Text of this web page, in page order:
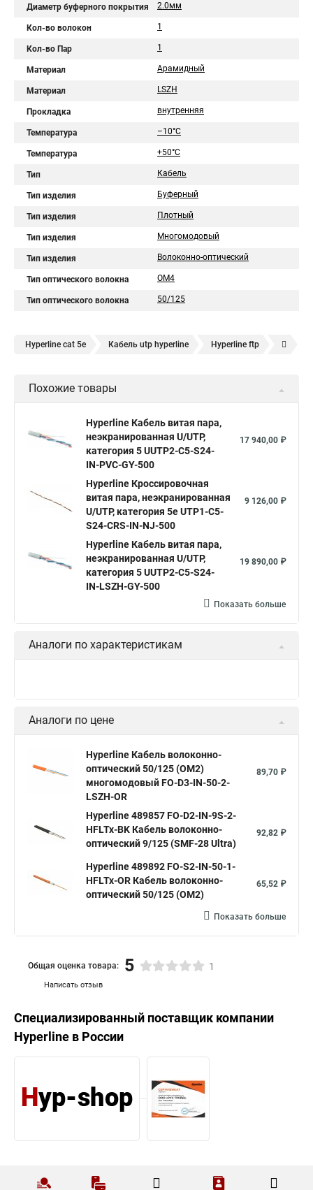
Диаметр буферного покрытия 2.0мм
Кол-во волокон 1
Кол-во Пар 1
Материал Арамидный
Материал LSZH
Прокладка внутренняя
Температура –10°C
Температура +50°C
Тип Кабель
Тип изделия Буферный
Тип изделия Плотный
Тип изделия Многомодовый
Тип изделия Волоконно-оптический
Тип оптического волокна OM4
Тип оптического волокна 50/125
Hyperline cat 5e Кабель utp hyperline Hyperline ftp
Hyperline cat UTP 5e hyperline
Витая пара уличная hyperline Hyperline 305
Витая пара utp 5e hyperline
Кабель витая пара UTP lszh Кабель витая пара 5e cat
Ftp 4 cat 5e Hyperline Utp4 cat 5e SFTP витая пара
Витая пара utp 1 Cat 6 Витой кабель 5 категории
Витая пара cu Кабель ftp витая
Витая пара 24awg
Кабель для интернета от роутера к компьютеру
Витой провод Кабель cat5e utp Hyperline outdoor
Hyperline ftp 5e
Похожие товары
Hyperline Кабель витая пара,
неэкранированная U/UTP,
категория 5 UUTP2-C5-S24-
IN-PVC-GY-500
17 940,00 ₽
Hyperline Кроссировочная
витая пара, неэкранированная
U/UTP, категория 5e UTP1-C5-
S24-CRS-IN-NJ-500
9 126,00 ₽
Hyperline Кабель витая пара,
неэкранированная U/UTP,
категория 5 UUTP2-C5-S24-
IN-LSZH-GY-500
19 890,00 ₽
Показать больше
Аналоги по характеристикам
Аналоги по цене
Hyperline Кабель волоконно-
оптический 50/125 (OM2)
многомодовый FO-D3-IN-50-2-
LSZH-OR
89,70 ₽
Hyperline 489857 FO-D2-IN-9S-2-
HFLTx-BK Кабель волоконно-
оптический 9/125 (SMF-28 Ultra)
92,82 ₽
Hyperline 489892 FO-S2-IN-50-1-
HFLTx-OR Кабель волоконно-
оптический 50/125 (OM2)
65,52 ₽
Показать больше
Написать отзыв
Общая оценка товара: 5 1
Специализированный поставщик компании
Hyperline в России